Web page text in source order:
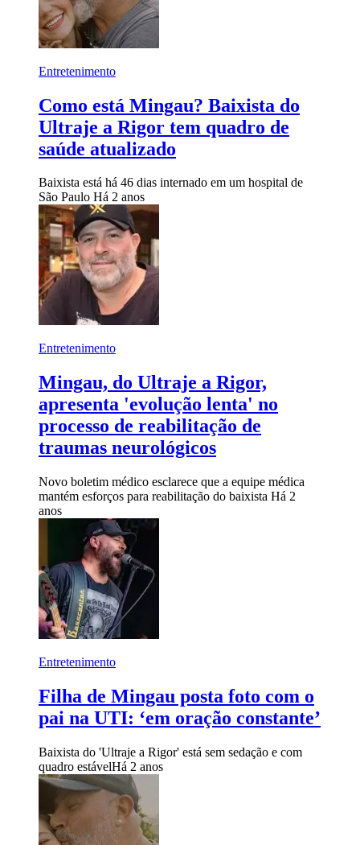
Entretenimento
Como está Mingau? Baixista do
Ultraje a Rigor tem quadro de
saúde atualizado
Baixista está há 46 dias internado em um hospital de
São Paulo Há 2 anos
Entretenimento
Mingau, do Ultraje a Rigor,
apresenta 'evolução lenta' no
processo de reabilitação de
traumas neurológicos
Novo boletim médico esclarece que a equipe médica
mantém esforços para reabilitação do baixista Há 2
anos
Entretenimento
Filha de Mingau posta foto com o
pai na UTI: ‘em oração constante’
Baixista do 'Ultraje a Rigor' está sem sedação e com
quadro estávelHá 2 anos